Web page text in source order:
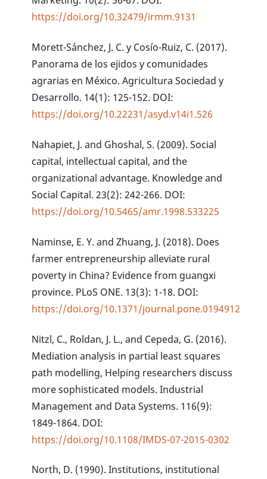
https://doi.org/10.32479/irmm.9131
Morett-Sánchez, J. C. y Cosío-Ruiz, C. (2017).
Panorama de los ejidos y comunidades
agrarias en México. Agricultura Sociedad y
Desarrollo. 14(1): 125-152. DOI:
https://doi.org/10.22231/asyd.v14i1.526
Nahapiet, J. and Ghoshal, S. (2009). Social
capital, intellectual capital, and the
organizational advantage. Knowledge and
Social Capital. 23(2): 242-266. DOI:
https://doi.org/10.5465/amr.1998.533225
Naminse, E. Y. and Zhuang, J. (2018). Does
farmer entrepreneurship alleviate rural
poverty in China? Evidence from guangxi
province. PLoS ONE. 13(3): 1-18. DOI:
https://doi.org/10.1371/journal.pone.0194912
Nitzl, C., Roldan, J. L., and Cepeda, G. (2016).
Mediation analysis in partial least squares
path modelling, Helping researchers discuss
more sophisticated models. Industrial
Management and Data Systems. 116(9):
1849-1864. DOI:
https://doi.org/10.1108/IMDS-07-2015-0302
North, D. (1990). Institutions, institutional